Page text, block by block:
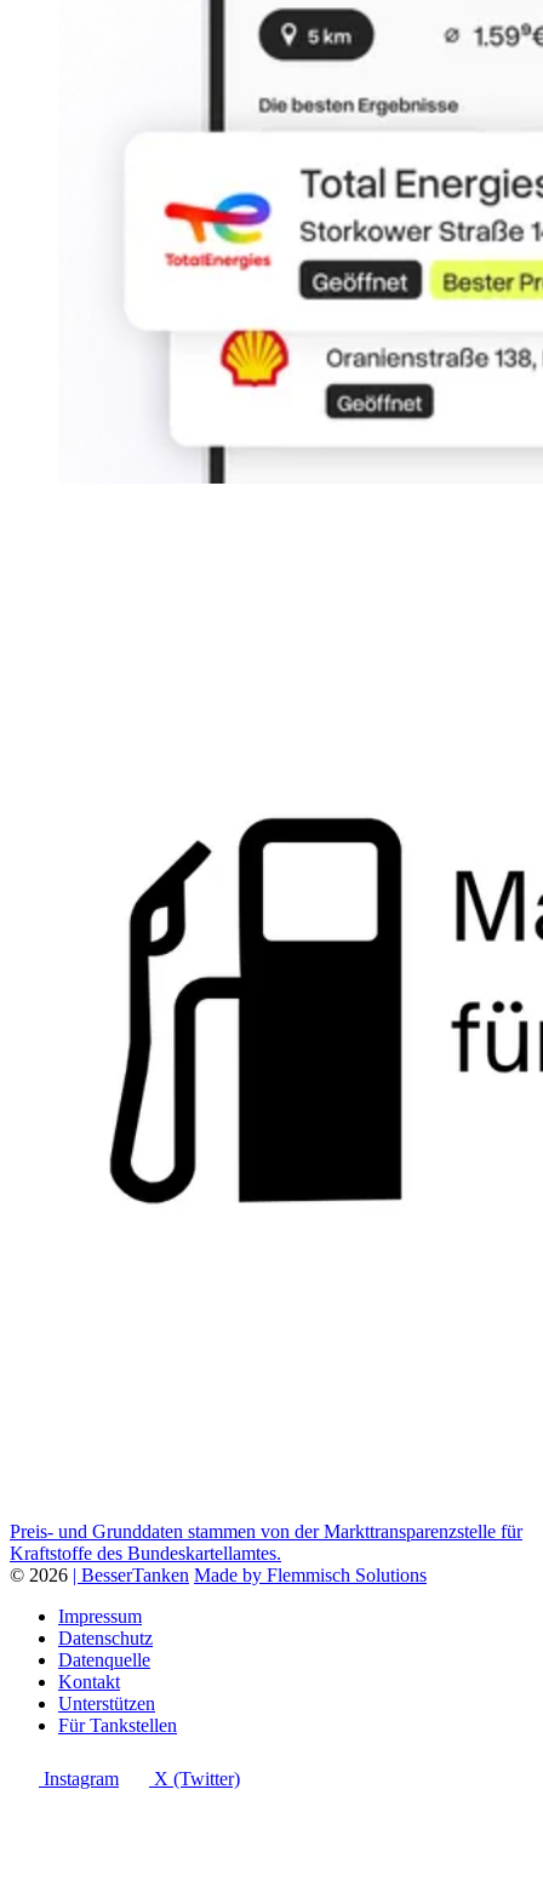
Preis- und Grunddaten stammen von der Markttransparenzstelle für
Kraftstoffe des Bundeskartellamtes.
© 2026 | BesserTanken Made by Flemmisch Solutions
Impressum
Datenschutz
Datenquelle
Kontakt
Unterstützen
Für Tankstellen
Instagram X (Twitter)